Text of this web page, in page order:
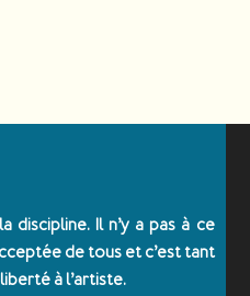
discipline. Il n’y a pas à ce
de tous et c’est tant
à l’artiste.